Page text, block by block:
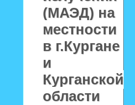
(МАЭД) на
местности
в г.Кургане
и
Курганской
области